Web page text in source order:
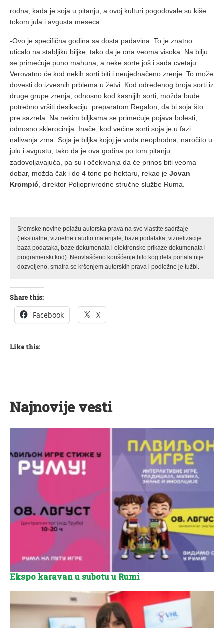
rodna, kada je soja u pitanju, a ovoj kulturi pogodovale su kiše
tokom jula i avgusta meseca.
-Ovo je specifična godina sa dosta padavina. To je znatno
uticalo na stabljiku biljke, tako da je ona veoma visoka. Na bilju
se primećuje puno mahuna, a neke sorte još i sada cvetaju.
Verovatno će kod nekih sorti biti i neujednačeno zrenje. To može
dovesti do izvesnih prblema u žetvi. Kod određenog broja sorti iz
druge grupe zrenja, odnosno kod kasnijih sorti, možda bude
potrebno vršiti desikaciju preparatom Regalon, da bi soja što
pre sazrela. Na nekim biljkama se primećuje pojava bolesti,
odnosno sklerocinija. Inače, kod većine sorti soja je u fazi
nalivanja zrna. Soja je biljka kojoj je voda neophodna, naročito u
julu i avgustu, tako da je ova godina po tom pitanju
zadovoljavajuća, pa su i očekivanja da će prinos biti veoma
dobar, možda čak i do 4 tone po hektaru, rekao je Jovan
Krompić , direktor Poljoprivredne stručne službe Ruma.
Sremske novine polažu autorska prava na sve vlastite sadržaje
(tekstualne, vizuelne i audio materijale, baze podataka, vizuelizacije
baza podataka, baze dokumenata i elektronske prikaze dokumenata i
programerski kod). Neovlašćeno korišćenje bilo kog dela portala nije
dozvoljeno, smatra se kršenjem autorskih prava i podložno je tužbi.
Share this:
Facebook X
Like this:
Najnovije vesti
Ekspo karavan u subotu u Rumi